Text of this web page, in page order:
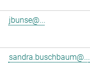
jbunse@...
sandra.buschbaum@...